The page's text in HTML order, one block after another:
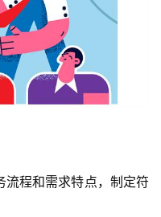
流程和需求特点，制定符